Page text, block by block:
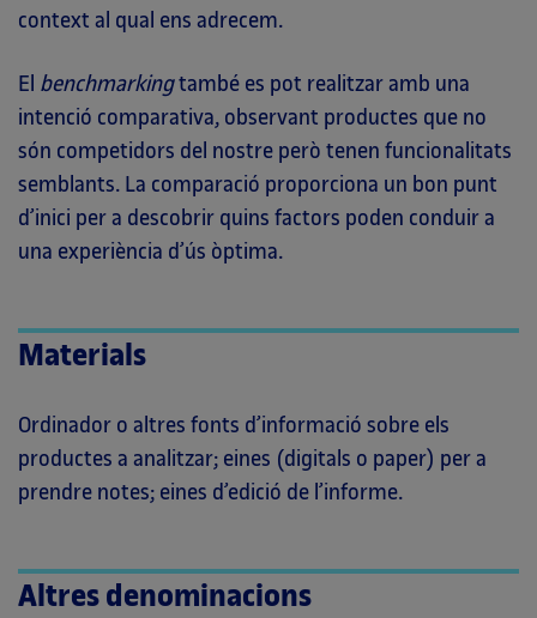
context al qual ens adrecem.
El benchmarkingtambé es pot realitzar amb una
intenció comparativa, observant productes que no
són competidors del nostre però tenen funcionalitats
semblants. La comparació proporciona un bon punt
d’inici per a descobrir quins factors poden conduir a
una experiència d’ús òptima.
Materials
Ordinador o altres fonts d’informació sobre els
productes a analitzar; eines (digitals o paper) per a
prendre notes; eines d’edició de l’informe.
Altres denominacions